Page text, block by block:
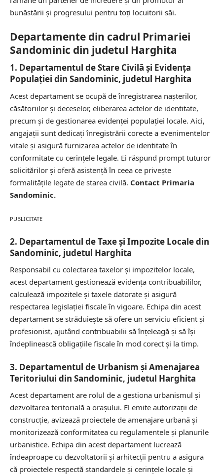
bunăstării și progresului pentru toți locuitorii săi.
Departamente din cadrul Primariei
Sandominic din judetul Harghita
1. Departamentul de Stare Civilă și Evidența
Populației din Sandominic, judetul Harghita
Acest departament se ocupă de înregistrarea nașterilor,
căsătoriilor și deceselor, eliberarea actelor de identitate,
precum și de gestionarea evidenței populației locale. Aici,
angajații sunt dedicați înregistrării corecte a evenimentelor
vitale și asigură furnizarea actelor de identitate în
conformitate cu cerințele legale. Ei răspund prompt tuturor
solicitărilor și oferă asistență în ceea ce privește
formalitățile legate de starea civilă. Contact Primaria
Sandominic.
PUBLICITATE
2. Departamentul de Taxe și Impozite Locale din
Sandominic, judetul Harghita
Responsabil cu colectarea taxelor și impozitelor locale,
acest departament gestionează evidența contribuabililor,
calculează impozitele și taxele datorate și asigură
respectarea legislației fiscale în vigoare. Echipa din acest
departament se străduiește să ofere un serviciu eficient și
profesionist, ajutând contribuabilii să înțeleagă și să își
îndeplinească obligațiile fiscale în mod corect și la timp.
3. Departamentul de Urbanism și Amenajarea
Teritoriului din Sandominic, judetul Harghita
Acest departament are rolul de a gestiona urbanismul și
dezvoltarea teritorială a orașului. El emite autorizații de
construcție, avizează proiectele de amenajare urbană și
monitorizează conformitatea cu regulamentele și planurile
urbanistice. Echipa din acest departament lucrează
îndeaproape cu dezvoltatorii și arhitecții pentru a asigura
că proiectele respectă standardele și cerințele locale și